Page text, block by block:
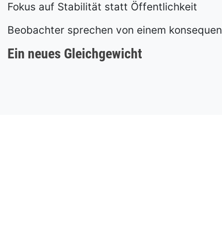
Fokus auf Stabilität statt Öffentlichkeit
Beobachter sprechen von einem
Ein neues Gleichgewicht